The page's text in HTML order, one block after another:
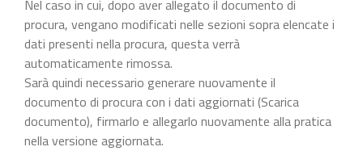
Nel caso in cui, dopo aver allegato il documento di
procura, vengano modificati nelle sezioni sopra elencate i
dati presenti nella procura, questa verrà
automaticamente rimossa.
Sarà quindi necessario generare nuovamente il
documento di procura con i dati aggiornati (Scarica
documento), firmarlo e allegarlo nuovamente alla pratica
nella versione aggiornata.